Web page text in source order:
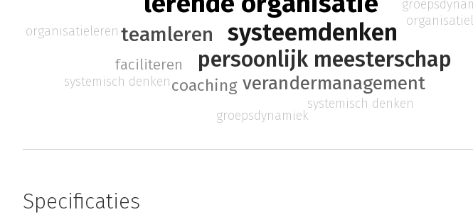
systeemdenken
persoonlijk meesterschap
teamleren
verandermanagement
coaching
faciliteren
systemisch denken
groepsdynamiek
systemisch denken
organisatieleren
Specificaties